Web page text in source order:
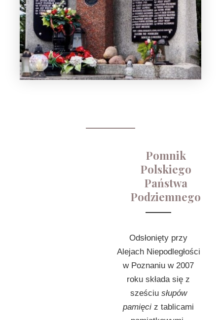
Pomnik
Polskiego
Państwa
Podziemnego
Odsłonięty przy
Alejach Niepodległości
w Poznaniu w 2007
roku składa się z
sześciu słupów
pamięci z tablicami